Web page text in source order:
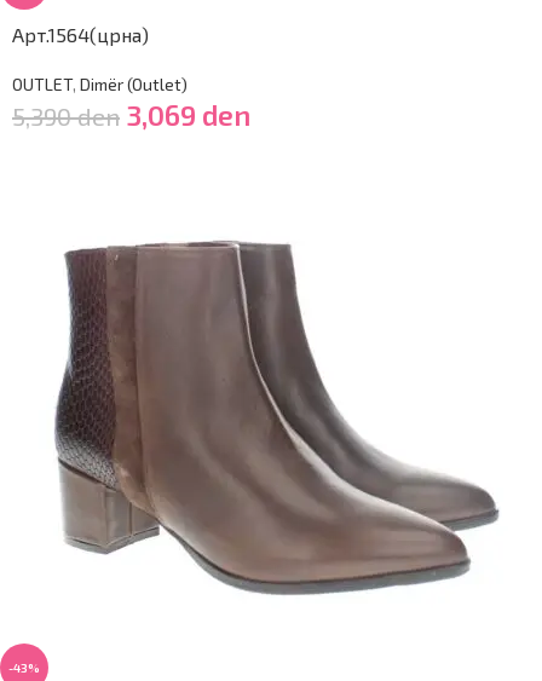
Арт.1564(црна)
OUTLET, Dimër (Outlet)
5,390den 3,069 den
-43%